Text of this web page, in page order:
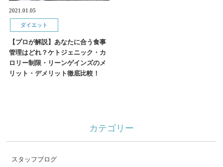
2021.01.05
ダイエット
【プロが解説】あなたに合う食事
管理はどれ？ケトジェニック・カ
ロリー制限・リーンゲインズのメ
リット・デメリット徹底比較！
カテゴリー
スタッフブログ